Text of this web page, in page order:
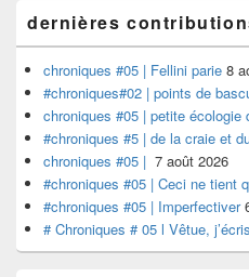
latérale
dernières
chroniques #05 | Fellini parie 8
#chroniques#02 | points de
chroniques #05 | petite écologie
#chroniques #5 | de la craie et
chroniques #05 | 7 août 2026
#chroniques #05 | Ceci ne tient
#chroniques #05 | Imperfectiver
# Chroniques # 05 l Vêtue,